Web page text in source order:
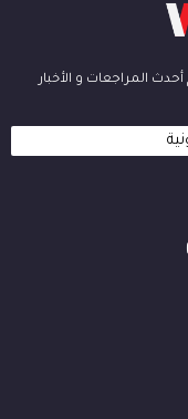
أحدث المراجعات و الأخبار